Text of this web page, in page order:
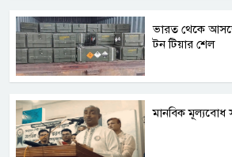
ভারত থেকে
টন টিয়ার শেল
মানবিক মূল্যবোধ